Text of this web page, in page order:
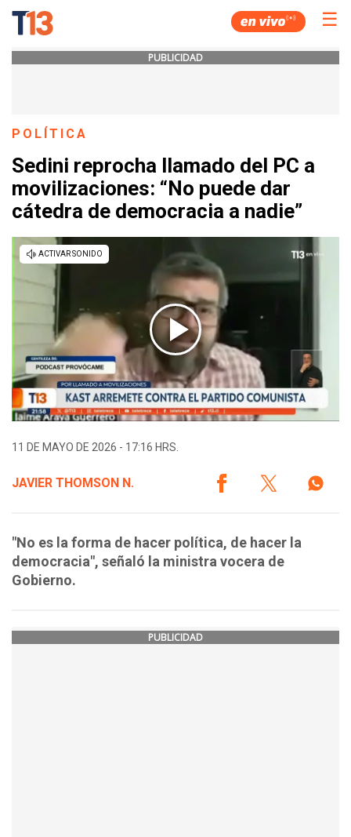
☰
PUBLICIDAD
POLÍTICA
Sedini reprocha llamado del PC a
movilizaciones: “No puede dar
cátedra de democracia a nadie”
11 DE MAYO DE 2026 - 17:16 HRS.
JAVIER THOMSON N.
"No es la forma de hacer política, de hacer la
democracia", señaló la ministra vocera de
Gobierno.
PUBLICIDAD